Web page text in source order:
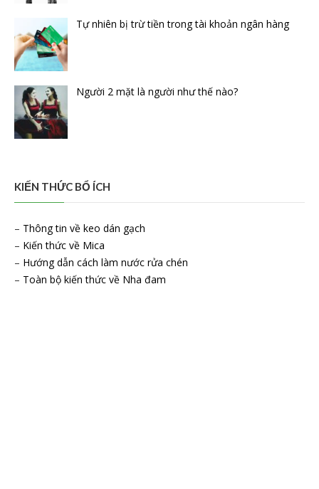
Tự nhiên bị trừ tiền trong tài khoản ngân hàng
Người 2 mặt là người như thế nào?
KIẾN THỨC BỔ ÍCH
– Thông tin về keo dán gạch
– Kiến thức về Mica
– Hướng dẫn cách làm nước rửa chén
– Toàn bộ kiến thức về Nha đam